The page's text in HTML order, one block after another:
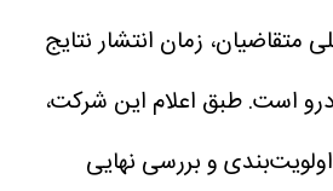
زمان انتشار نتایج
است. طبق اعلام این شرکت،
و بررسی نهایی